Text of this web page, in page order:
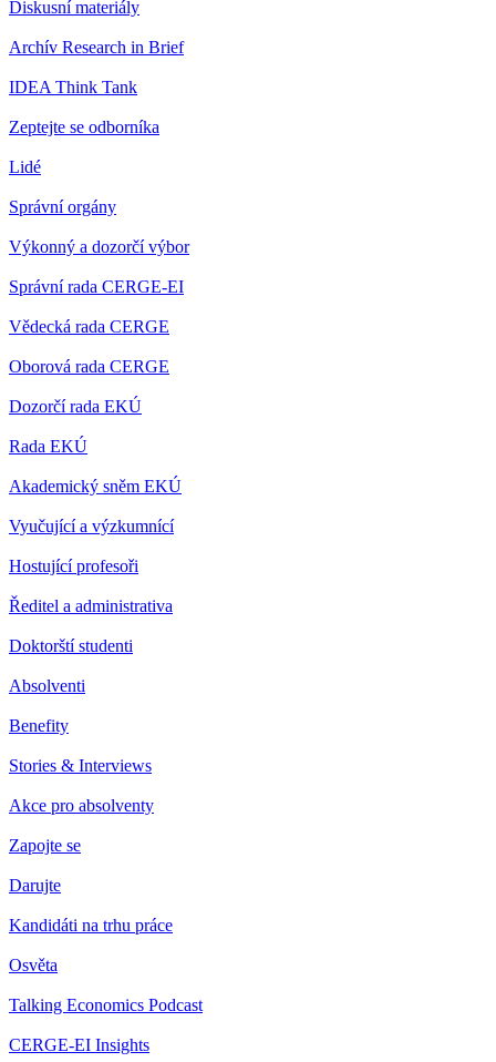
Diskusní materiály
Archív Research in Brief
IDEA Think Tank
Zeptejte se odborníka
Lidé
Správní orgány
Výkonný a dozorčí výbor
Správní rada CERGE-EI
Vědecká rada CERGE
Oborová rada CERGE
Dozorčí rada EKÚ
Rada EKÚ
Akademický sněm EKÚ
Vyučující a výzkumnící
Hostující profesoři
Ředitel a administrativa
Doktorští studenti
Absolventi
Benefity
Stories & Interviews
Akce pro absolventy
Zapojte se
Darujte
Kandidáti na trhu práce
Osvěta
Talking Economics Podcast
CERGE-EI Insights